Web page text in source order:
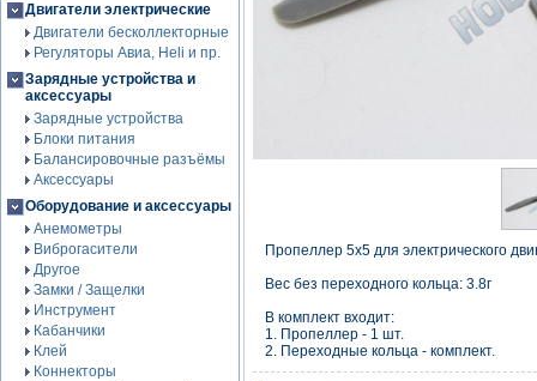
Двигатели электрические
Двигатели бесколлекторные
Регуляторы Авиа, Heli и пр.
Зарядные устройства и
аксессуары
Зарядные устройства
Блоки питания
Балансировочные разъёмы
Аксессуары
Оборудование и аксессуары
Анемометры
Виброгасители
Другое
Замки / Защелки
Инструмент
Кабанчики
Клей
Коннекторы
Пропеллер 5x5 для электрического
Вес без переходного кольца: 3.8г
В комплект входит:
1. Пропеллер - 1 шт.
2. Переходные кольца - комплект.